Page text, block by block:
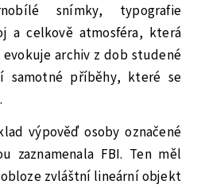
snímky, typografie
a celkově atmosféra, která
archiv z dob studené
samotné příběhy, které se
výpověď osoby označené
zaznamenala FBI. Ten měl
obloze zvláštní lineární objekt